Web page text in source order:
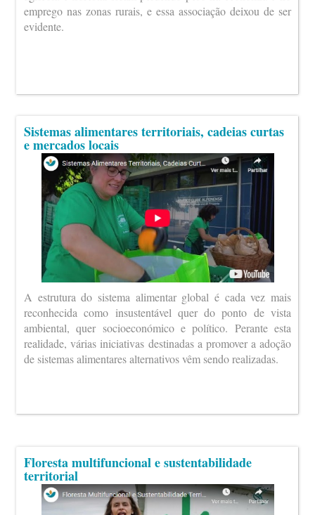
emprego nas zonas rurais, e essa associação deixou de ser
evidente.
Sistemas alimentares territoriais, cadeias curtas
e mercados locais
A estrutura do sistema alimentar global é cada vez mais
reconhecida como insustentável quer do ponto de vista
ambiental, quer socioeconómico e político. Perante esta
realidade, várias iniciativas destinadas a promover a adoção
de sistemas alimentares alternativos vêm sendo realizadas.
Floresta multifuncional e sustentabilidade
territorial